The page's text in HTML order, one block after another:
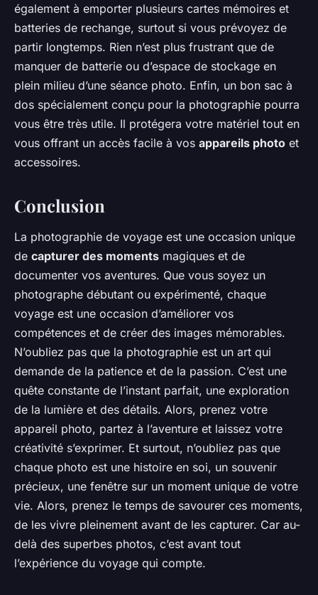
également à emporter plusieurs cartes mémoires et
batteries de rechange, surtout si vous prévoyez de
partir longtemps. Rien n’est plus frustrant que de
manquer de batterie ou d’espace de stockage en
plein milieu d’une séance photo. Enfin, un bon sac à
dos spécialement conçu pour la photographie pourra
vous être très utile. Il protégera votre matériel tout en
vous offrant un accès facile à vos appareils photo et
accessoires.
Conclusion
La photographie de voyage est une occasion unique
de capturer des moments magiques et de
documenter vos aventures. Que vous soyez un
photographe débutant ou expérimenté, chaque
voyage est une occasion d’améliorer vos
compétences et de créer des images mémorables.
N’oubliez pas que la photographie est un art qui
demande de la patience et de la passion. C’est une
quête constante de l’instant parfait, une exploration
de la lumière et des détails. Alors, prenez votre
appareil photo, partez à l’aventure et laissez votre
créativité s’exprimer. Et surtout, n’oubliez pas que
chaque photo est une histoire en soi, un souvenir
précieux, une fenêtre sur un moment unique de votre
vie. Alors, prenez le temps de savourer ces moments,
de les vivre pleinement avant de les capturer. Car au-
delà des superbes photos, c’est avant tout
l’expérience du voyage qui compte.